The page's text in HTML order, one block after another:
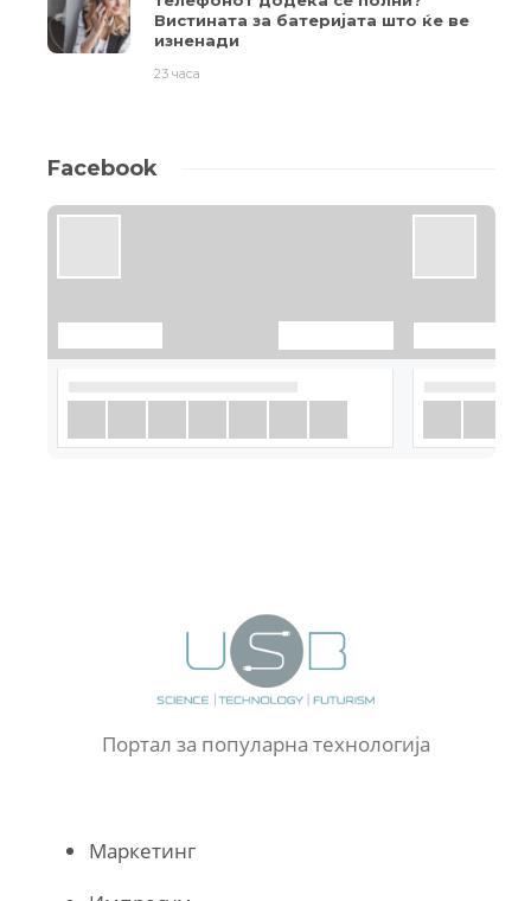
Вистината за батеријата што ќе ве
изненади
23 часа
Facebook
Портал за популарна технологија
Маркетинг